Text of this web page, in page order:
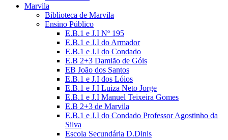
Marvila
Biblioteca de Marvila
Ensino Público
E.B.1 e J.I Nº 195
E.B.1 e J.I do Armador
E.B.1 e J.I do Condado
E.B 2+3 Damião de Góis
EB João dos Santos
E.B.1 e J.I dos Lóios
E.B.1 e J.I Luiza Neto Jorge
E.B.1 e J.I Manuel Teixeira Gomes
E.B 2+3 de Marvila
E.B.1 e J.I do Condado Professor Agostinho da
Silva
Escola Secundária D.Dinis